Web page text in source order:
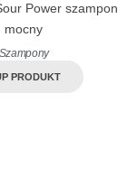
Power szampon
mocny
Szampony
PRODUKT